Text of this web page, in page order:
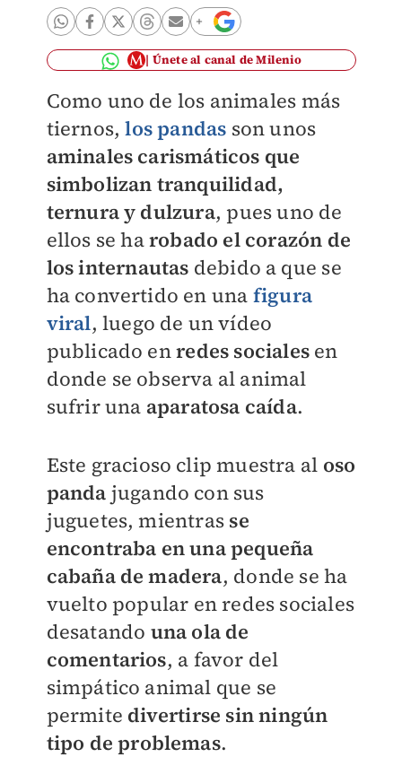
Únete al canal de Milenio
Como uno de los animales más
tiernos,los pandas son unos
aminales carismáticos que
simbolizan tranquilidad,
ternura y dulzura, pues uno de
ellos se harobado el corazón de
los internautas debido a que se
ha convertido en una figura
viral, luego de un vídeo
publicado enredes sociales en
donde se observa al animal
sufrir una aparatosa caída.
Este gracioso clip muestra al oso
panda jugando con sus
juguetes, mientras se
encontraba en una pequeña
cabaña de madera, donde se ha
vuelto popular en redes sociales
desatando una ola de
comentarios, a favor del
simpático animal que se
permite divertirse sin ningún
tipo de problemas.